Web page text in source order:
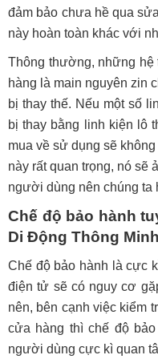
đảm bảo chưa hề qua
này hoàn toàn khác với
Thông thường, những hệ
hàng là main nguyên zin
bị thay thế. Nếu một số
bị thay bằng linh kiện lô
mua về sử dụng sẽ
này rất quan trọng, nó sẽ
người dùng nên chúng ta
Chế độ bảo hành
Di Động Thông Minh
Chế độ bảo hành là cực
điện tử sẽ có nguy cơ
nên, bên cạnh việc kiểm
cửa hàng thì chế độ
người dùng cực kì quan